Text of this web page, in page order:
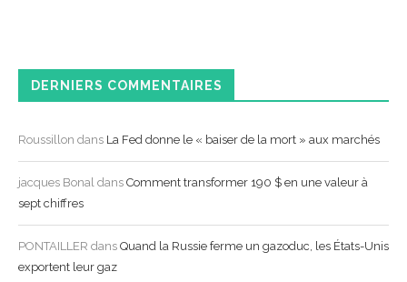
DERNIERS COMMENTAIRES
Roussillon dans La Fed donne le « baiser de la mort » aux marchés
jacques Bonal dans Comment transformer 190 $ en une valeur à
sept chiffres
PONTAILLER dans Quand la Russie ferme un gazoduc, les États-Unis
exportent leur gaz